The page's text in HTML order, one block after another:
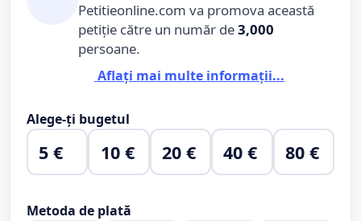
Petitieonline.com va promova această
petiție către un număr de3,000
persoane.
Aflați mai multe informații...
Alege-ți bugetul
5 € 10 € 20 € 40 € 80 €
Metoda de plată